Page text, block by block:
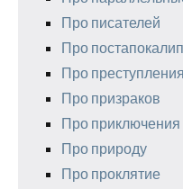
Про писателей
Про
Про преступления
Про призраков
Про приключения
Про природу
Про проклятие